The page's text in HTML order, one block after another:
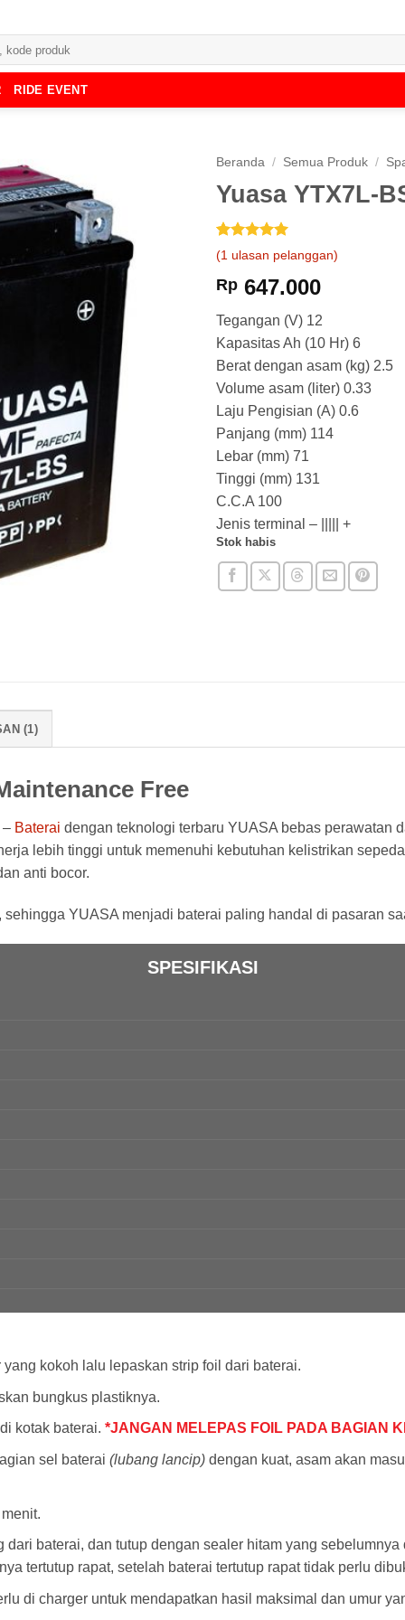
RIDE EVENT
Beranda / Semua Produk /
Yuasa YTX7L-
Peringkat5
dari 5
berdasarkan
1
penilaian
(1 ulasan pelanggan)
Rp 647.000
Tegangan (V) 12
Kapasitas Ah (10 Hr) 6
Berat dengan asam (kg) 2.5
Volume asam (liter) 0.33
Laju Pengisian (A) 0.6
Panjang (mm) 114
Lebar (mm) 71
Tinggi (mm) 131
C.C.A 100
Jenis terminal – ||||| +
Stok habis
(1)
Free
– Baterai dengan teknologi terbaru YUASA bebas perawatan
lebih tinggi untuk memenuhi kebutuhan kelistrikan
anti bocor.
YUASA menjadi baterai paling handal di pasaran
SPESIFIKASI
kokoh lalu lepaskan strip foil dari baterai.
bungkus plastiknya.
kotak baterai. *JANGAN MELEPAS FOIL PADA BAGIAN
sel baterai (lubang lancip)dengan kuat, asam akan
dari baterai, dan tutup dengan sealer hitam yang
tertutup rapat, setelah baterai tertutup rapat tidak perlu
di charger untuk mendapatkan hasil maksimal dan umur